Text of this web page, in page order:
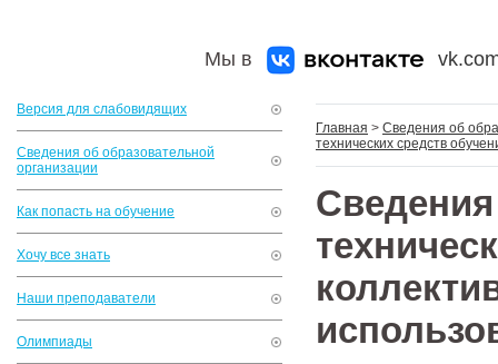
Мы в
Версия для слабовидящих
Сведения об образовательной
организации
Как попасть на обучение
Хочу все знать
Наши преподаватели
Олимпиады
Главная > Сведения об
технических средств